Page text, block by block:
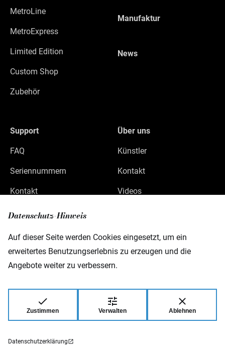
Datenschutz-Hinweis
Auf dieser Seite werden Cookies eingesetzt, um ein
erweitertes Benutzungserlebnis zu erzeugen und die
Angebote weiter zu verbessern.
Zustimmen Verwalten Ablehnen
Datenschutzerklärung
MetroLine
MetroExpress
Limited Edition
Custom Shop
Zubehör
Manufaktur
News
Support
FAQ
Seriennummern
Kontakt
Über uns
Künstler
Kontakt
Videos
Gewerbepark 46
D-08258 Markneukirchen
© 2026 Warwick GmbH & Co Music Equipment
KG.